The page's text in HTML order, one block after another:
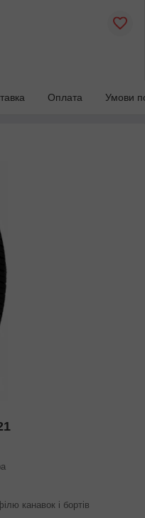
Оплата Умови
канавок і бортів